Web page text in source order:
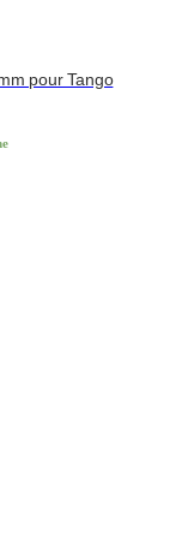
pour Tango